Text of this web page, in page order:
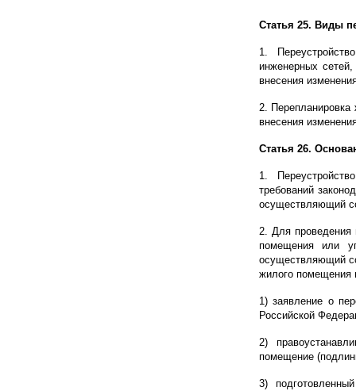
Статья 25. Виды
1.
инженерных сетей,
внесения
2. Перепланировка
внесения
Статья 26.
1.
требований
осуществляющий
2. Для проведения
помещения или
осуществляющий
жилого помещения
1) заявление о
Российской
2)
помещение
3)